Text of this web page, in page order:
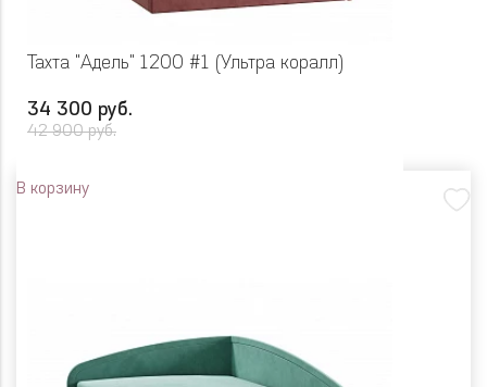
Тахта "Адель" 1200 #1 (Ультра коралл)
34 300 руб.
42 900 руб.
В корзину